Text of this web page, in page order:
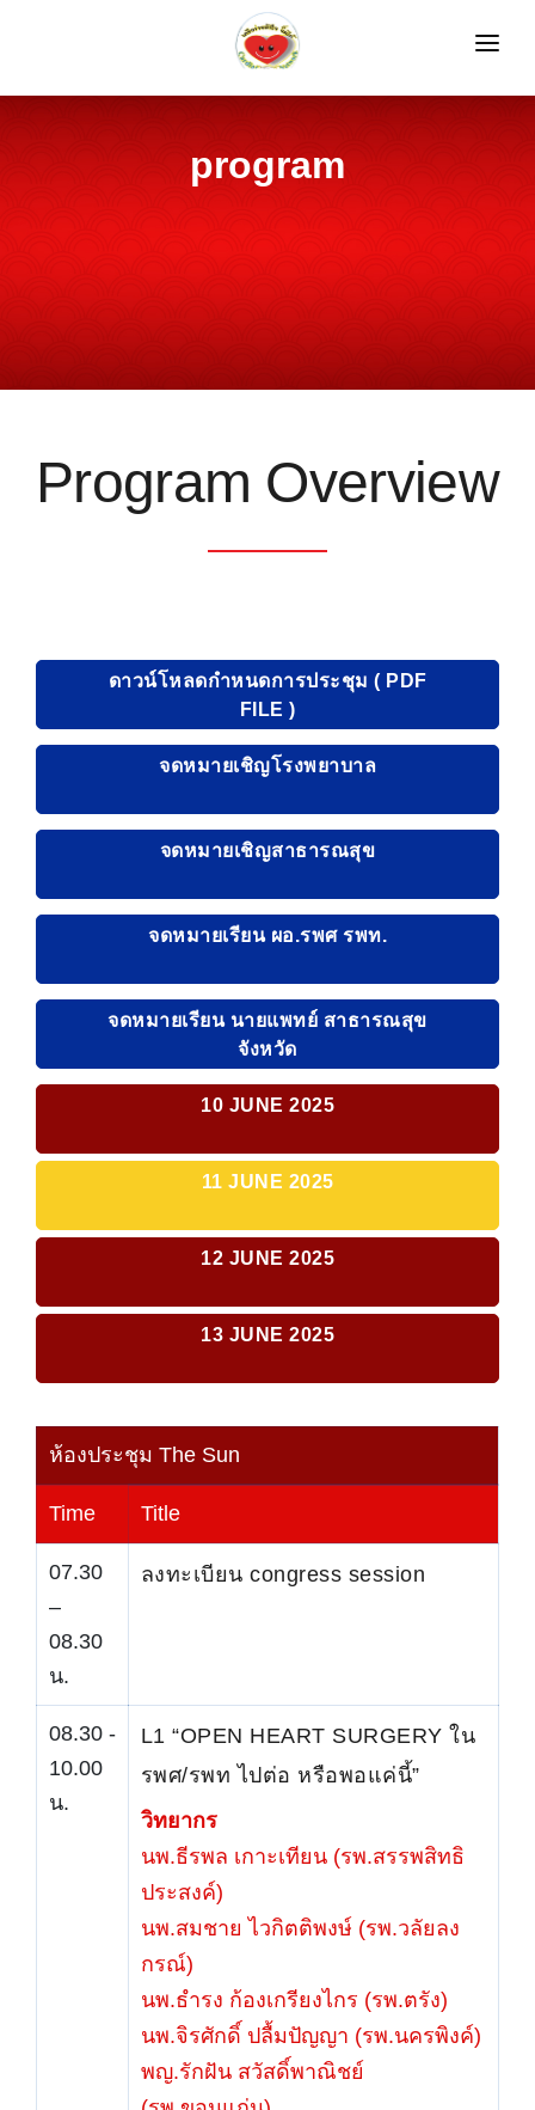
HOME
program
Program Overview
ดาวน์โหลดกำหนดการประชุม ( PDF
FILE )
จดหมายเชิญโรงพยาบาล
จดหมายเชิญสาธารณสุข
จดหมายเรียน ผอ.รพศ รพท.
จดหมายเรียน นายแพทย์ สาธารณสุข
จังหวัด
10 JUNE 2025
11 JUNE 2025
12 JUNE 2025
13 JUNE 2025
ห้องประชุม The Sun
Time Title
07.30
–
08.30
น.
ลงทะเบียน congress session
08.30 -
10.00
น.
L1 “OPEN HEART SURGERY ใน
รพศ/รพท ไปต่อ หรือพอแค่นี้”
วิทยากร
นพ.ธีรพล เกาะเทียน (รพ.สรรพสิทธิ
ประสงค์)
นพ.สมชาย ไวกิตติพงษ์ (รพ.วลัยลง
กรณ์)
นพ.ธำรง ก้องเกรียงไกร (รพ.ตรัง)
นพ.จิรศักดิ์ ปลื้มปัญญา (รพ.นครพิงค์)
พญ.รักฝัน สวัสดิ์พาณิชย์